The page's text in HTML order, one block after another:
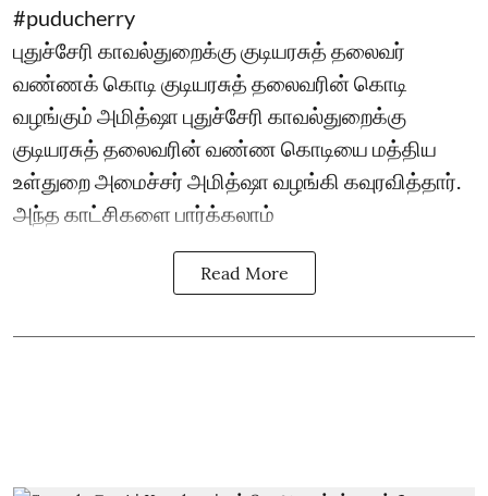
#puducherry
புதுச்சேரி காவல்துறைக்கு குடியரசுத் தலைவர்
வண்ணக் கொடி குடியரசுத் தலைவரின் கொடி
வழங்கும் அமித்ஷா புதுச்சேரி காவல்துறைக்கு
குடியரசுத் தலைவரின் வண்ண கொடியை மத்திய
உள்துறை அமைச்சர் அமித்ஷா வழங்கி கவுரவித்தார்.
அந்த காட்சிகளை பார்க்கலாம்
Read More